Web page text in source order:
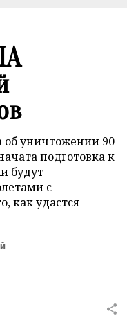
об уничтожении 90
подготовка к
будут
с
как удастся